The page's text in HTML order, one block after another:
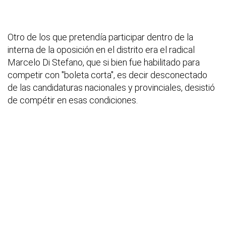
Otro de los que pretendía participar dentro de la
interna de la oposición en el distrito era el radical
Marcelo Di Stefano, que si bien fue habilitado para
competir con "boleta corta", es decir desconectado
de las candidaturas nacionales y provinciales, desistió
de compétir en esas condiciones.